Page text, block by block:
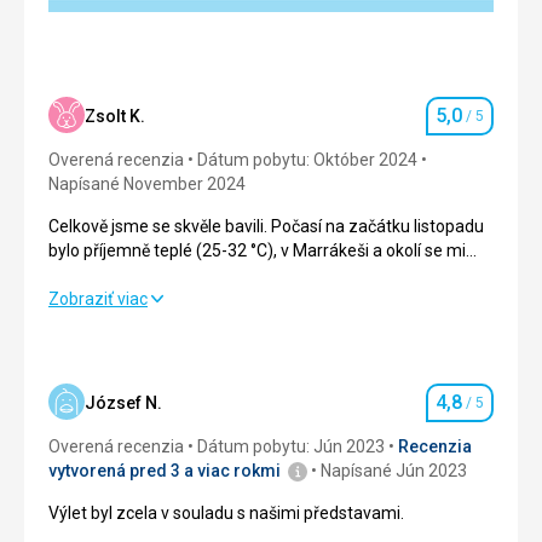
Zsolt K. Hodnotenie
5,0 / 5
Overená recenzia
Dátum pobytu: Október 2024
Napísané November 2024
Celkově jsme se skvěle bavili. Počasí na začátku listopadu
bylo příjemně teplé (25-32 °C), v Marrákeši a okolí se mi
Celkově jsme se skvěle bavili. Počasí na začátku listopadu
Strava 5,0/ 5
Ubytovanie 5,0/ 5
Zobraziť viac
József N. Hodnotenie
4,8 / 5
Overená recenzia Dátum pobytu: Jún 2023
Recenzia
vytvorená pred 3 a viac rokmi
Napísané Jún 2023
Výlet byl zcela v souladu s našimi představami.